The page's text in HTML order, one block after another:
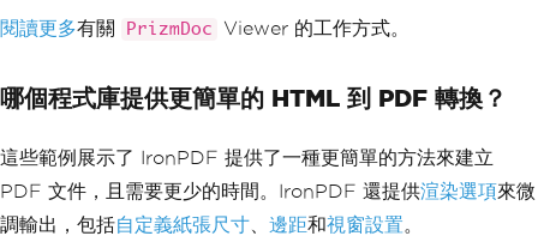
age.html"
);
// Save PDF file to the target loc
await result.RemoteWorkFile.SaveAs
ync("sample.pdf");
閱讀更多有關 PrizmDoc Viewer 的工作方式。
哪個程式庫提供更簡單的 HTML 到 PDF 轉換？
這些範例展示了 IronPDF 提供了一種更簡單的方法來建立
PDF 文件，且需要更少的時間。IronPDF 還提供渲染選項來微
調輸出，包括自定義紙張尺寸 邊距和視窗設置。